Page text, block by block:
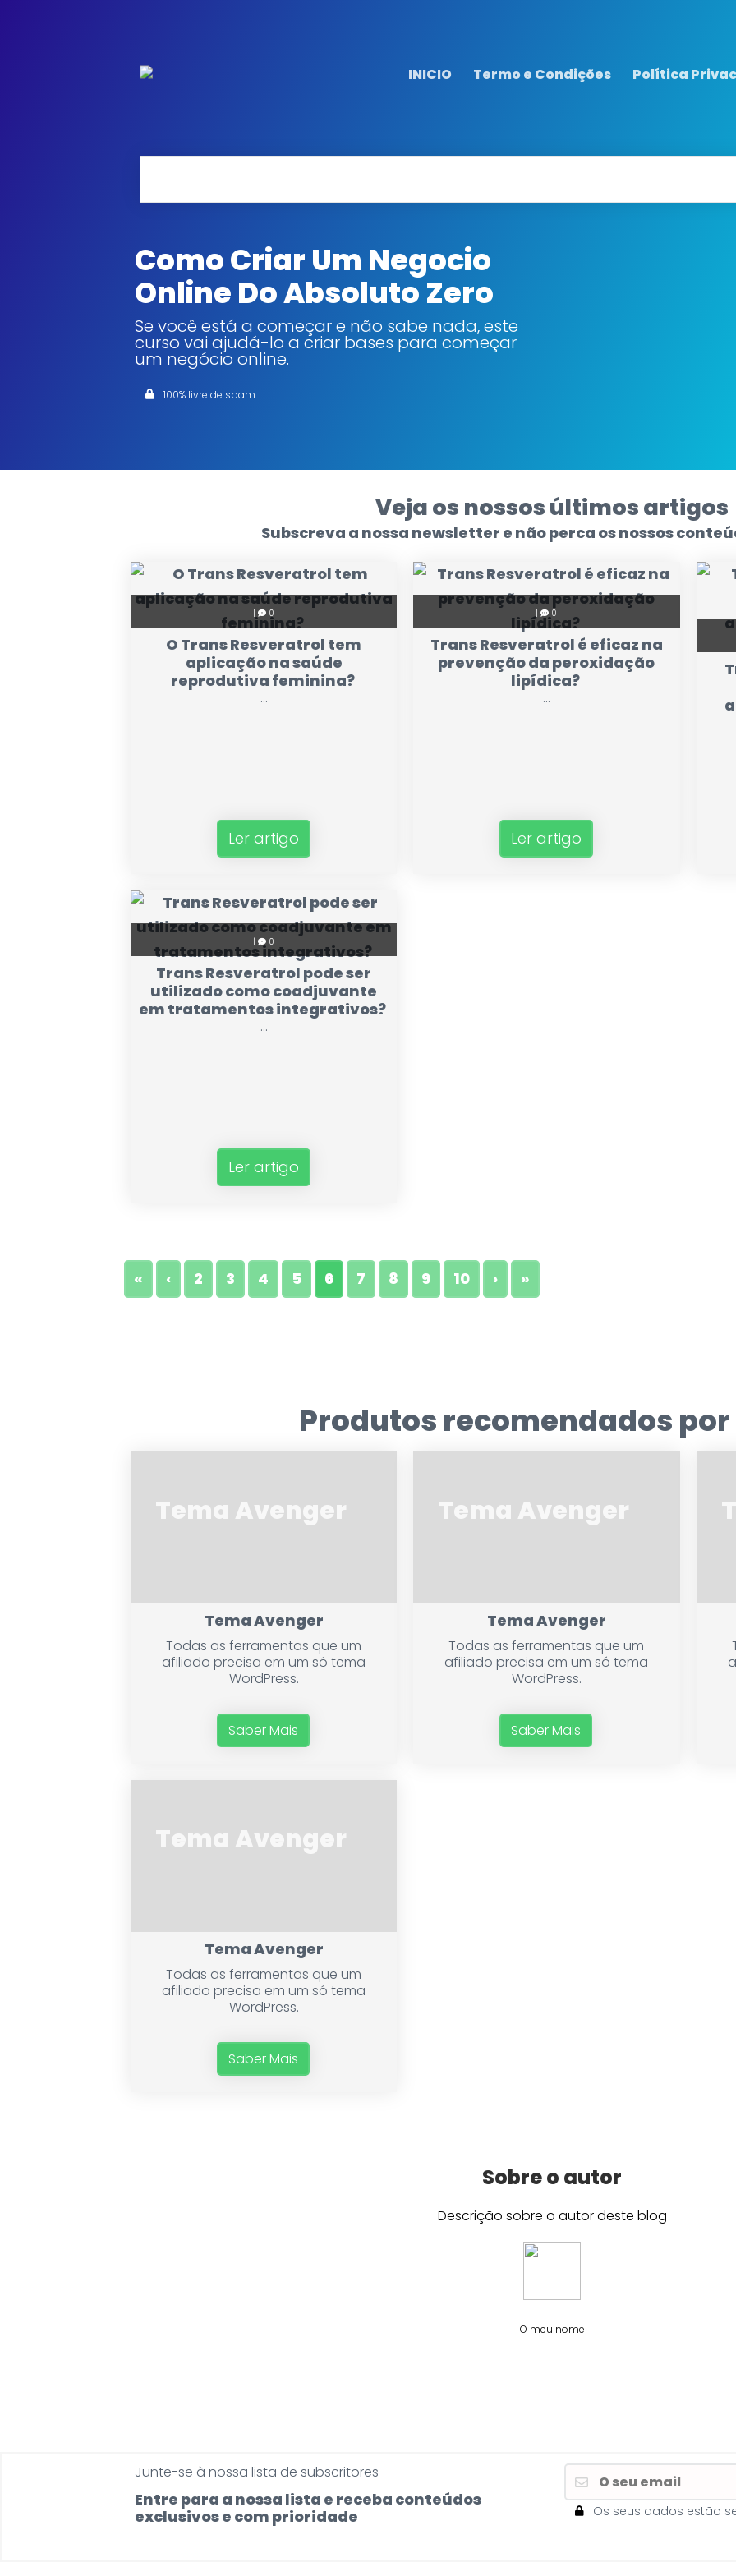
INICIO Termo e Condições Política
Como Criar Um Negocio
Online Do Absoluto Zero
Se você está a começar e não sabe nada, este
curso vai ajudá-lo a criar bases para começar
um negócio online.
100% livre de spam.
Veja os nossos últimos artigos
Subscreva a nossa newsletter e não perca os nossos
| 0
O Trans Resveratrol tem
aplicação na saúde
reprodutiva feminina?
...
Ler artigo
| 0
Trans Resveratrol é eficaz na
prevenção da peroxidação
lipídica?
...
Ler artigo
| 0
Trans Resveratrol pode ser
utilizado como coadjuvante
em tratamentos integrativos?
...
Ler artigo
« ‹ 2 3 4 5 6 7 8 9 10 › »
Produtos recomendados
Tema Avenger
Tema Avenger
Todas as ferramentas que um
afiliado precisa em um só tema
WordPress.
Saber Mais
Tema Avenger
Tema Avenger
Todas as ferramentas que um
afiliado precisa em um só tema
WordPress.
Saber Mais
Tema Avenger
Tema Avenger
Todas as ferramentas que um
afiliado precisa em um só tema
WordPress.
Saber Mais
Sobre o autor
Descrição sobre o autor deste blog
O meu nome
Junte-se à nossa lista de subscritores
Entre para a nossa lista e receba conteúdos
exclusivos e com prioridade
Os seus dados estão